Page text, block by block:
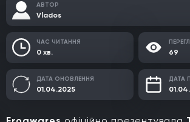
АВТОР
Vlados
ЧАС ЧИТАННЯ
0 хв. 69
ДАТА ОНОВЛЕННЯ
01.04.2025
ДАТА